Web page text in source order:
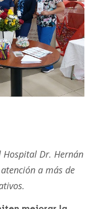
Hospital Dr. Hernán
a más de